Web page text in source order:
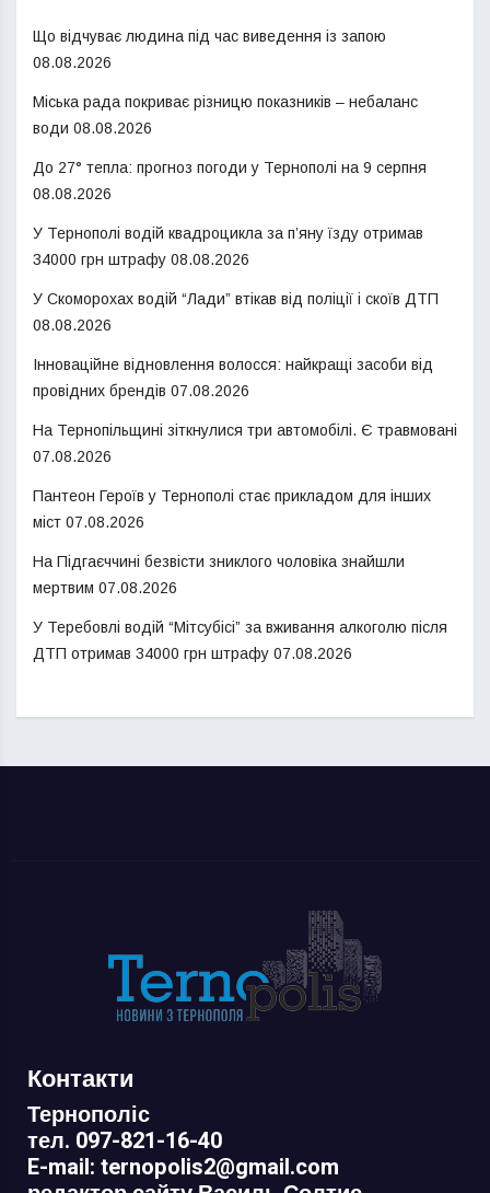
Що відчуває людина під час виведення із запою
08.08.2026
Міська рада покриває різницю показників – небаланс
води 08.08.2026
До 27° тепла: прогноз погоди у Тернополі на 9 серпня
08.08.2026
У Тернополі водій квадроцикла за п’яну їзду отримав
34000 грн штрафу 08.08.2026
У Скоморохах водій “Лади” втікав від поліції і скоїв ДТП
08.08.2026
Інноваційне відновлення волосся: найкращі засоби від
провідних брендів 07.08.2026
На Тернопільщині зіткнулися три автомобілі. Є травмовані
07.08.2026
Пантеон Героїв у Тернополі стає прикладом для інших
міст 07.08.2026
На Підгаєччині безвісти зниклого чоловіка знайшли
мертвим 07.08.2026
У Теребовлі водій “Мітсубісі” за вживання алкоголю після
ДТП отримав 34000 грн штрафу 07.08.2026
Контакти
Тернополіс
тел. 097-821-16-40
E-mail: ternopolis2@gmail.com